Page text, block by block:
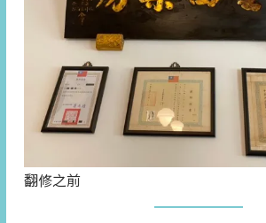
翻修之前